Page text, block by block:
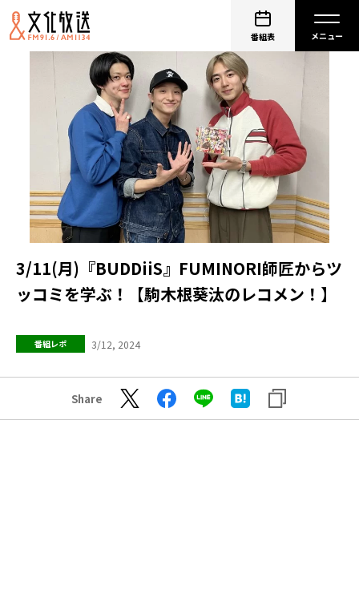
番組表
3/11(月)『BUDDiiS』FUMINORI師匠からツ
ッコミを学ぶ！【駒木根葵汰のレコメン！】
番組レポ 3/12, 2024
Share